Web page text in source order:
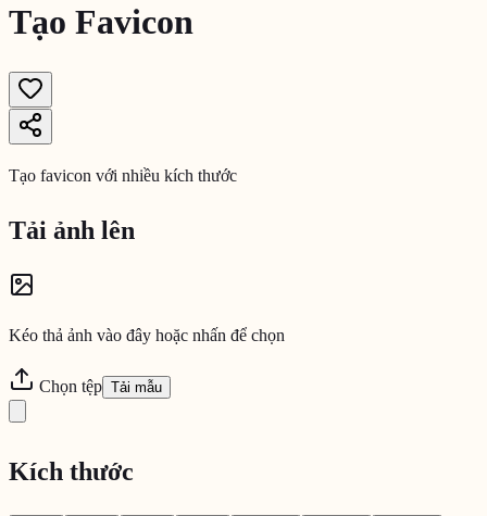
Tạo Favicon
Tạo favicon với nhiều kích thước
Tải ảnh lên
Kéo thả ảnh vào đây hoặc nhấn để chọn
Chọn tệp Tải mẫu
Kích thước